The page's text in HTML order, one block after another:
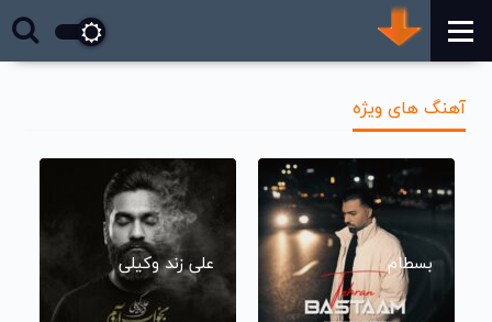
آهنگ های ویژه
بسطام علی زند وکیلی